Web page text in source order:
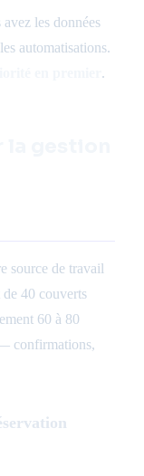
les données
automatisations.
.
source de travail
40 couverts
60 à 80
confirmations,